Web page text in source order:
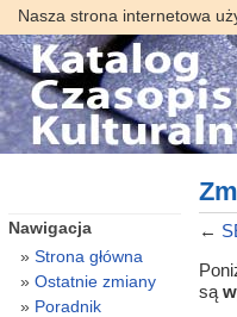
Nasza strona internetowa
←
są
Nawigacja
Strona główna
Ostatnie zmiany
Poradnik